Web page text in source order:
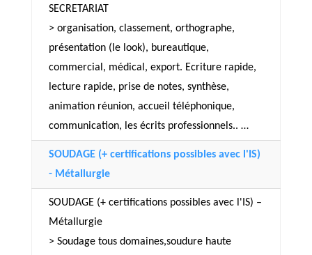
SECRETARIAT
> organisation, classement, orthographe,
présentation (le look), bureautique,
commercial, médical, export. Ecriture rapide,
lecture rapide, prise de notes, synthèse,
animation réunion, accueil téléphonique,
communication, les écrits professionnels.. …
SOUDAGE (+ certifications possibles avec l'IS)
- Métallurgie
SOUDAGE (+ certifications possibles avec l'IS) –
Métallurgie
> Soudage tous domaines,soudure haute